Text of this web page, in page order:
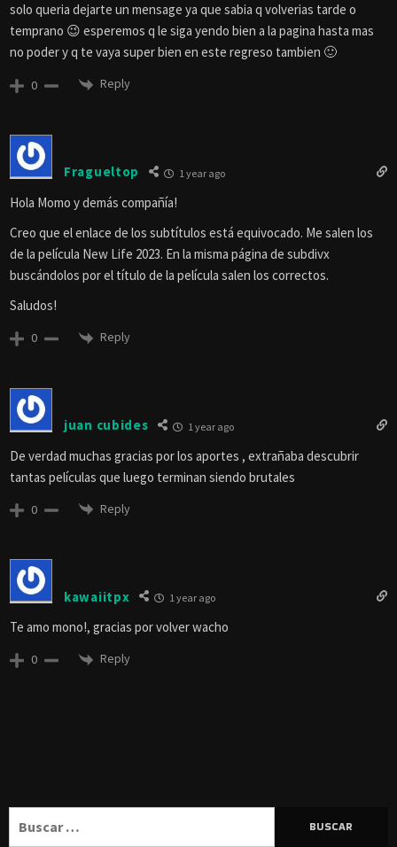
solo queria dejarte un mensage ya que sabia q volverias tarde o
temprano 😉 esperemos q le siga yendo bien a la pagina hasta mas
no poder y q te vaya super bien en este regreso tambien 🙂
0 Reply
Fragueltop 1 year ago
Hola Momo y demás compañía!
Creo que el enlace de los subtítulos está equivocado. Me salen los
de la película New Life 2023. En la misma página de subdivx
buscándolos por el título de la película salen los correctos.
Saludos!
0 Reply
juan cubides 1 year ago
De verdad muchas gracias por los aportes , extrañaba descubrir
tantas películas que luego terminan siendo brutales
0 Reply
kawaiitpx 1 year ago
Te amo mono!, gracias por volver wacho
0 Reply